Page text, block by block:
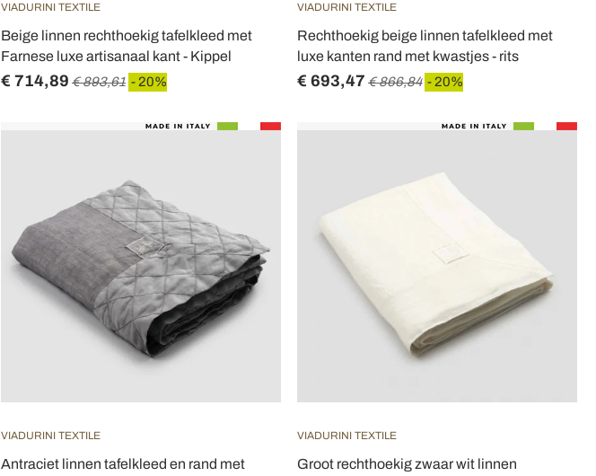
VIADURINI TEXTILE
Beige linnen rechthoekig tafelkleed met
Farnese luxe artisanaal kant - Kippel
€ 714,89 € 893,61 - 20%
VIADURINI TEXTILE
Rechthoekig beige linnen tafelkleed met
luxe kanten rand met kwastjes - rits
€ 693,47 € 866,84 - 20%
VIADURINI TEXTILE
Antraciet linnen tafelkleed en rand met
VIADURINI TEXTILE
Groot rechthoekig zwaar wit linnen